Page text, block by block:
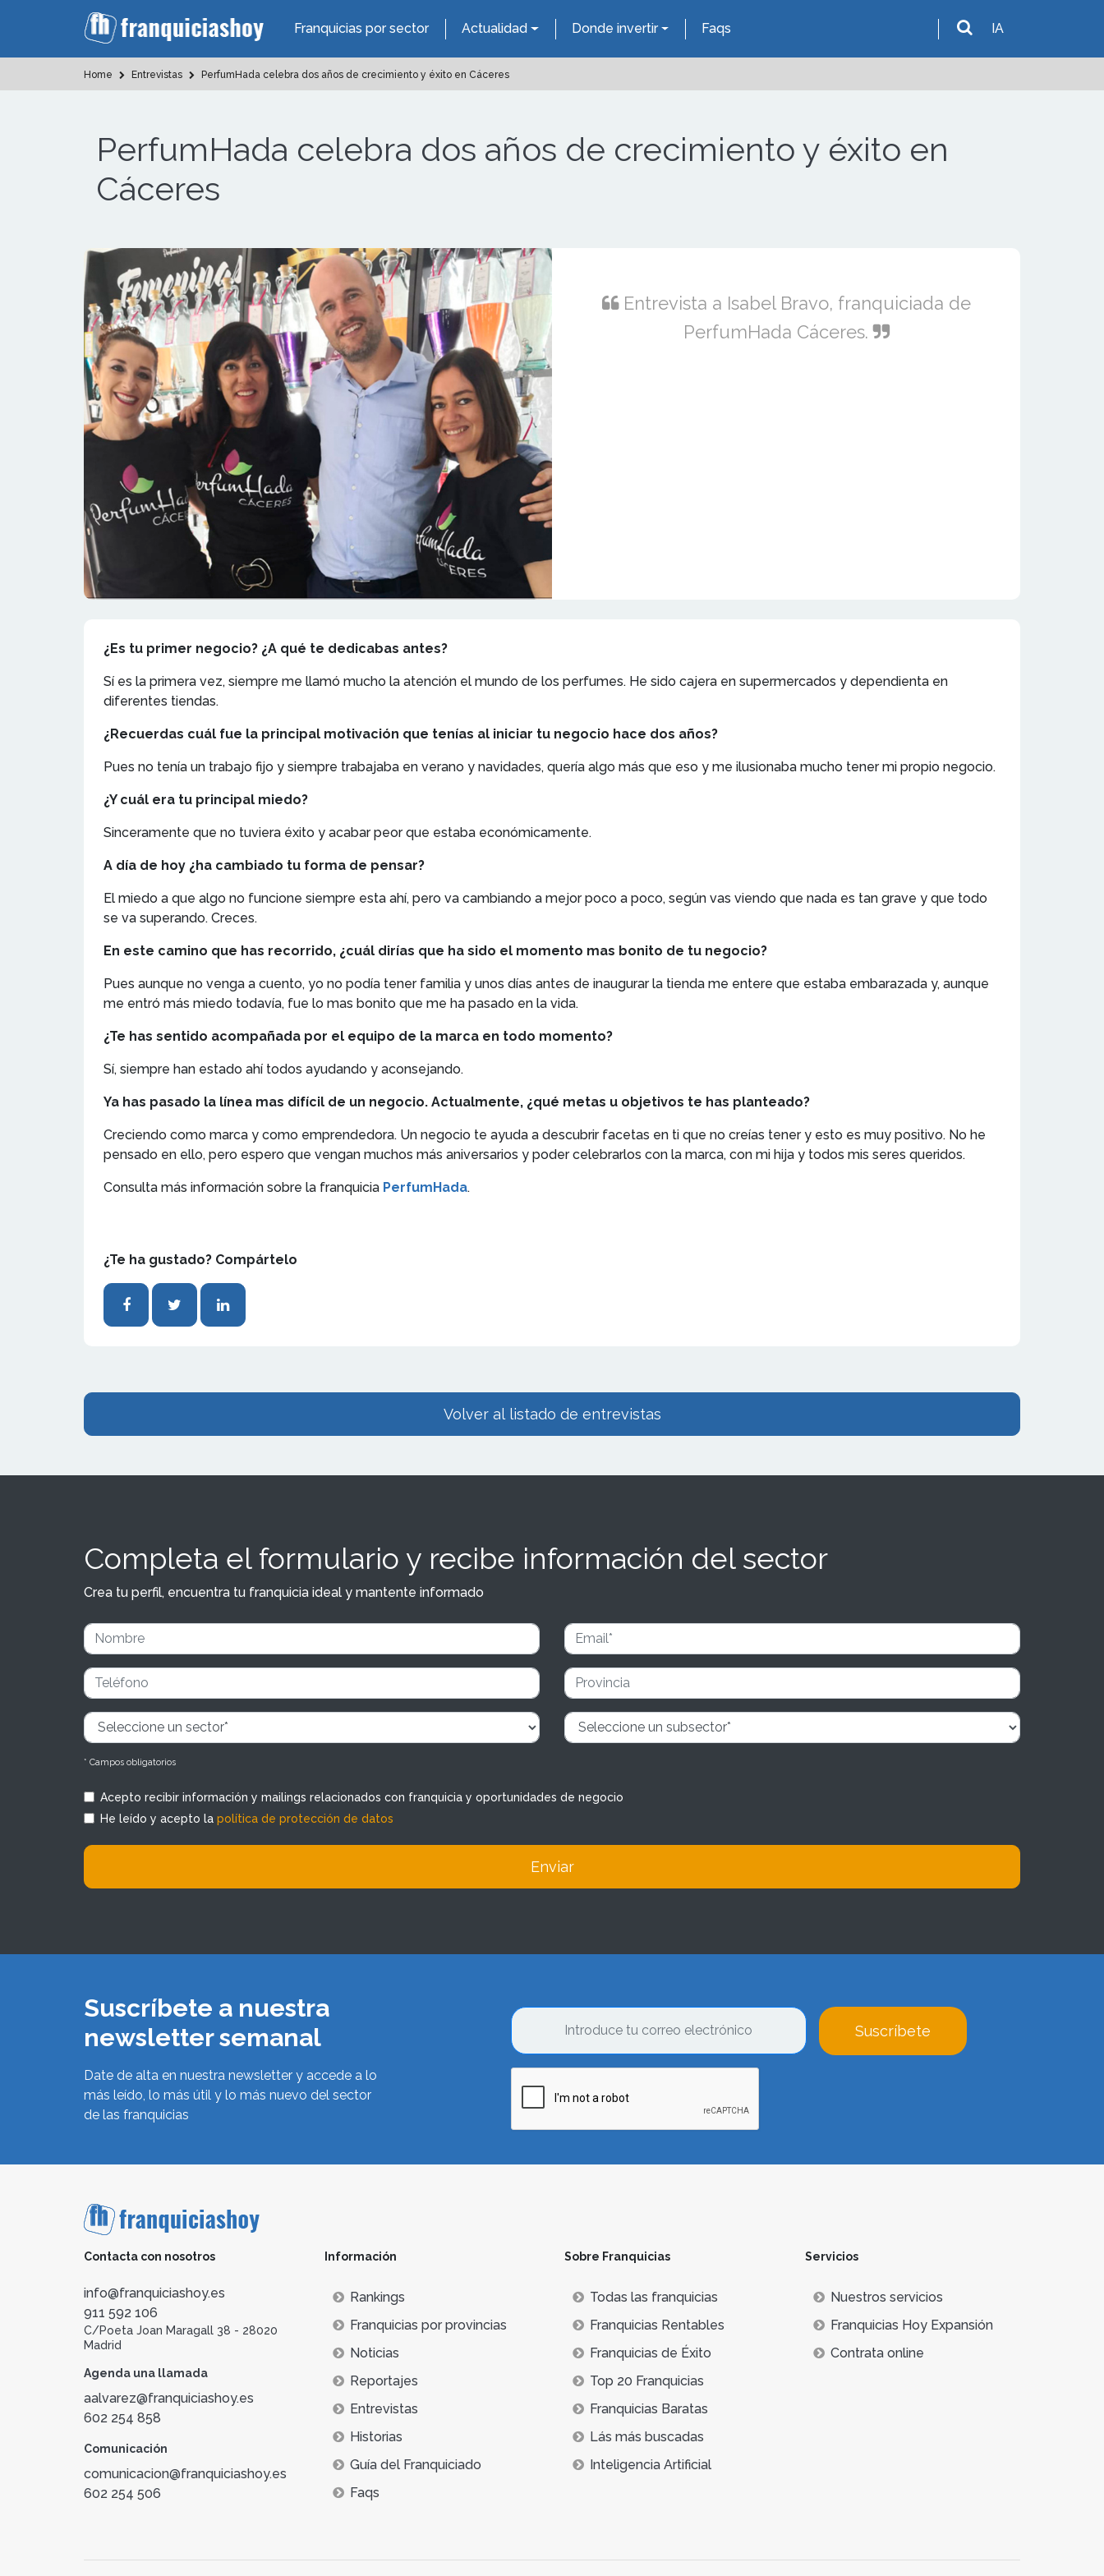
Franquicias por sector Actualidad Donde invertir Faqs IA
Home Entrevistas PerfumHada celebra dos años de crecimiento y éxito en Cáceres
PerfumHada celebra dos años de crecimiento y éxito en
Cáceres
Entrevista a Isabel Bravo, franquiciada de
PerfumHada Cáceres.
¿Es tu primer negocio? ¿A qué te dedicabas antes?
Sí es la primera vez, siempre me llamó mucho la atención el mundo de los perfumes. He sido cajera en supermercados y dependienta en
diferentes tiendas.
¿Recuerdas cuál fue la principal motivación que tenías al iniciar tu negocio hace dos años?
Pues no tenía un trabajo fijo y siempre trabajaba en verano y navidades, quería algo más que eso y me ilusionaba mucho tener mi propio negocio.
¿Y cuál era tu principal miedo?
Sinceramente que no tuviera éxito y acabar peor que estaba económicamente.
A día de hoy ¿ha cambiado tu forma de pensar?
El miedo a que algo no funcione siempre esta ahí, pero va cambiando a mejor poco a poco, según vas viendo que nada es tan grave y que todo
se va superando. Creces.
En este camino que has recorrido, ¿cuál dirías que ha sido el momento mas bonito de tu negocio?
Pues aunque no venga a cuento, yo no podía tener familia y unos días antes de inaugurar la tienda me entere que estaba embarazada y, aunque
me entró más miedo todavía, fue lo mas bonito que me ha pasado en la vida.
¿Te has sentido acompañada por el equipo de la marca en todo momento?
Sí, siempre han estado ahí todos ayudando y aconsejando.
Ya has pasado la línea mas difícil de un negocio. Actualmente, ¿qué metas u objetivos te has planteado?
Creciendo como marca y como emprendedora. Un negocio te ayuda a descubrir facetas en ti que no creías tener y esto es muy positivo. No he
pensado en ello, pero espero que vengan muchos más aniversarios y poder celebrarlos con la marca, con mi hija y todos mis seres queridos.
Consulta más información sobre la franquicia PerfumHada.
¿Te ha gustado? Compártelo
Volver al listado de entrevistas
Completa el formulario y recibe información del sector
Crea tu perfil, encuentra tu franquicia ideal y mantente informado
* Campos obligatorios
Acepto recibir información y mailings relacionados con franquicia y oportunidades de negocio
He leído y acepto la política de protección de datos
Enviar
Suscríbete a nuestra
newsletter semanal
Date de alta en nuestra newsletter y accede a lo
más leído, lo más útil y lo más nuevo del sector
de las franquicias
Suscríbete
Contacta con nosotros
info@franquiciashoy.es
911 592 106
C/Poeta Joan Maragall 38 - 28020
Madrid
Agenda una llamada
aalvarez@franquiciashoy.es
602 254 858
Comunicación
comunicacion@franquiciashoy.es
602 254 506
Información
Rankings
Franquicias por provincias
Noticias
Reportajes
Entrevistas
Historias
Guía del Franquiciado
Faqs
Sobre Franquicias
Todas las franquicias
Franquicias Rentables
Franquicias de Éxito
Top 20 Franquicias
Franquicias Baratas
Lás más buscadas
Inteligencia Artificial
Servicios
Nuestros servicios
Franquicias Hoy Expansión
Contrata online